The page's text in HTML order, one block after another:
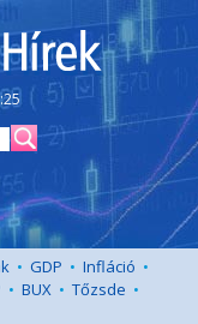
• GDP • Infláció •
• BUX • Tőzsde •